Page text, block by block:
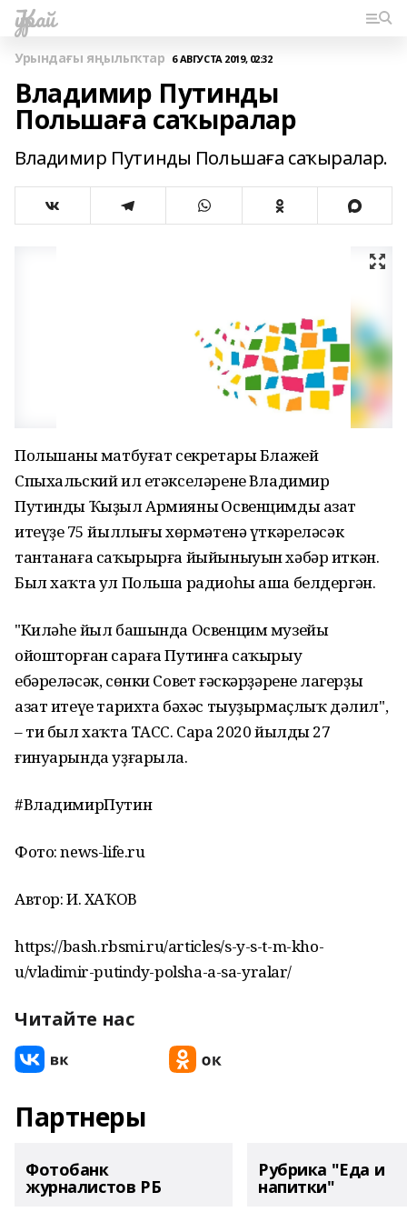
Ҡурай
Урындағы яңылыҡтар 6 АВГУСТА 2019, 02:32
Владимир Путинды
Польшаға саҡыралар
Владимир Путинды Польшаға саҡыралар.
Польшаның матбуғат секретары Блажей
Спыхальский ил етәкселәренең Владимир
Путинды Ҡыҙыл Армияның Освенцимды азат
итеүҙең 75 йыллығы хөрмәтенә үткәреләсәк
тантанаға саҡырырға йыйыныуын хәбәр иткән.
Был хаҡта ул Польша радиоһы аша белдергән.
"Киләһе йыл башында Освенцим музейы
ойошторған сараға Путинға саҡырыу
ебәреләсәк, сөнки Совет ғәскәрҙәренең лагерҙы
азат итеүе тарихта бәхәс тыуҙырмаҫлыҡ дәлил",
– ти был хаҡта ТАСС. Сара 2020 йылдың 27
ғинуарында уҙғарыла.
#ВладимирПутин
Фото: news-life.ru
Автор: И. ХАҠОВ
https://bash.rbsmi.ru/articles/s-y-s-t-m-kho-
u/vladimir-putindy-polsha-a-sa-yralar/
Читайте нас
Партнеры
Фотобанк
журналистов РБ
Рубрика "Еда и
напитки"